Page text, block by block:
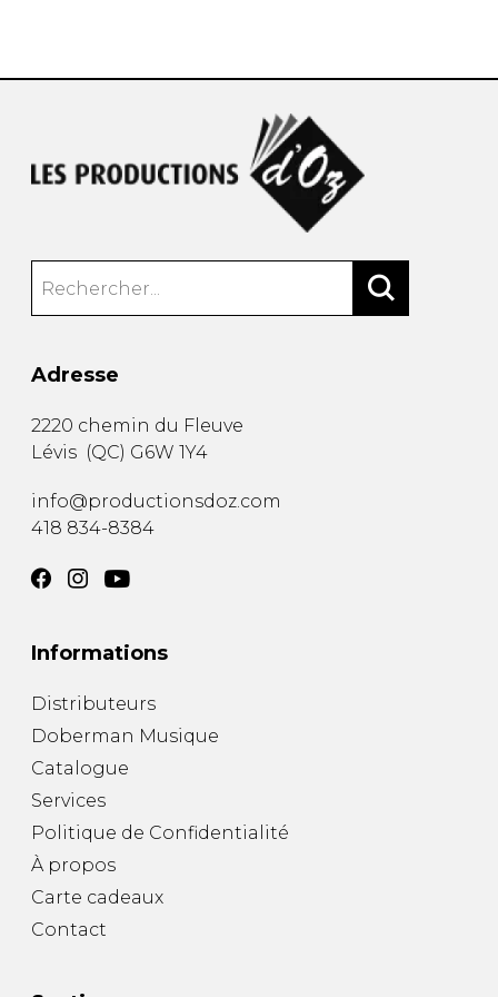
Adresse
2220 chemin du Fleuve
Lévis (QC) G6W 1Y4
info@productionsdoz.com
418 834-8384
Informations
Distributeurs
Doberman Musique
Catalogue
Services
Politique de Confidentialité
À propos
Carte cadeaux
Contact